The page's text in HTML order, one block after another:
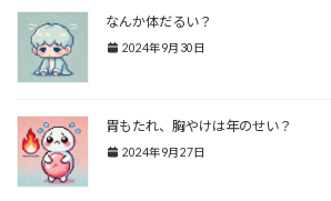
なんか体だるい？
2024年9月30日
胃もたれ、胸やけは年のせい？
2024年9月27日